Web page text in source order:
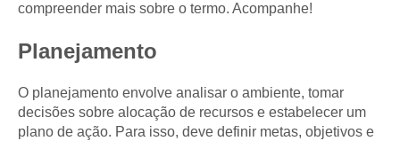
compreender mais sobre o termo. Acompanhe!
Planejamento
O planejamento envolve analisar o ambiente, tomar
decisões sobre alocação de recursos e estabelecer um
plano de ação. Para isso, deve definir metas, objetivos e